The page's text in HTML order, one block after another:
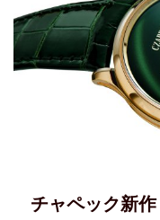
チャペック新